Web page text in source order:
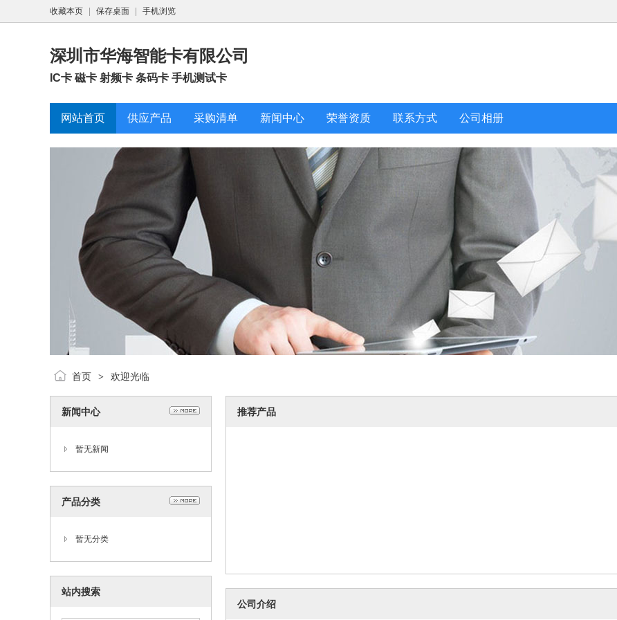
收藏本页 保存桌面 手机浏览
深圳市华海智能卡有限公司
IC卡 磁卡 射频卡 条码卡 手机测试卡
网站首页 供应产品 采购清单 新闻中心 荣誉资质 联系方式 公司相册
首页 > 欢迎光临
新闻中心
暂无新闻
产品分类
暂无分类
站内搜索
推荐产品
公司介绍